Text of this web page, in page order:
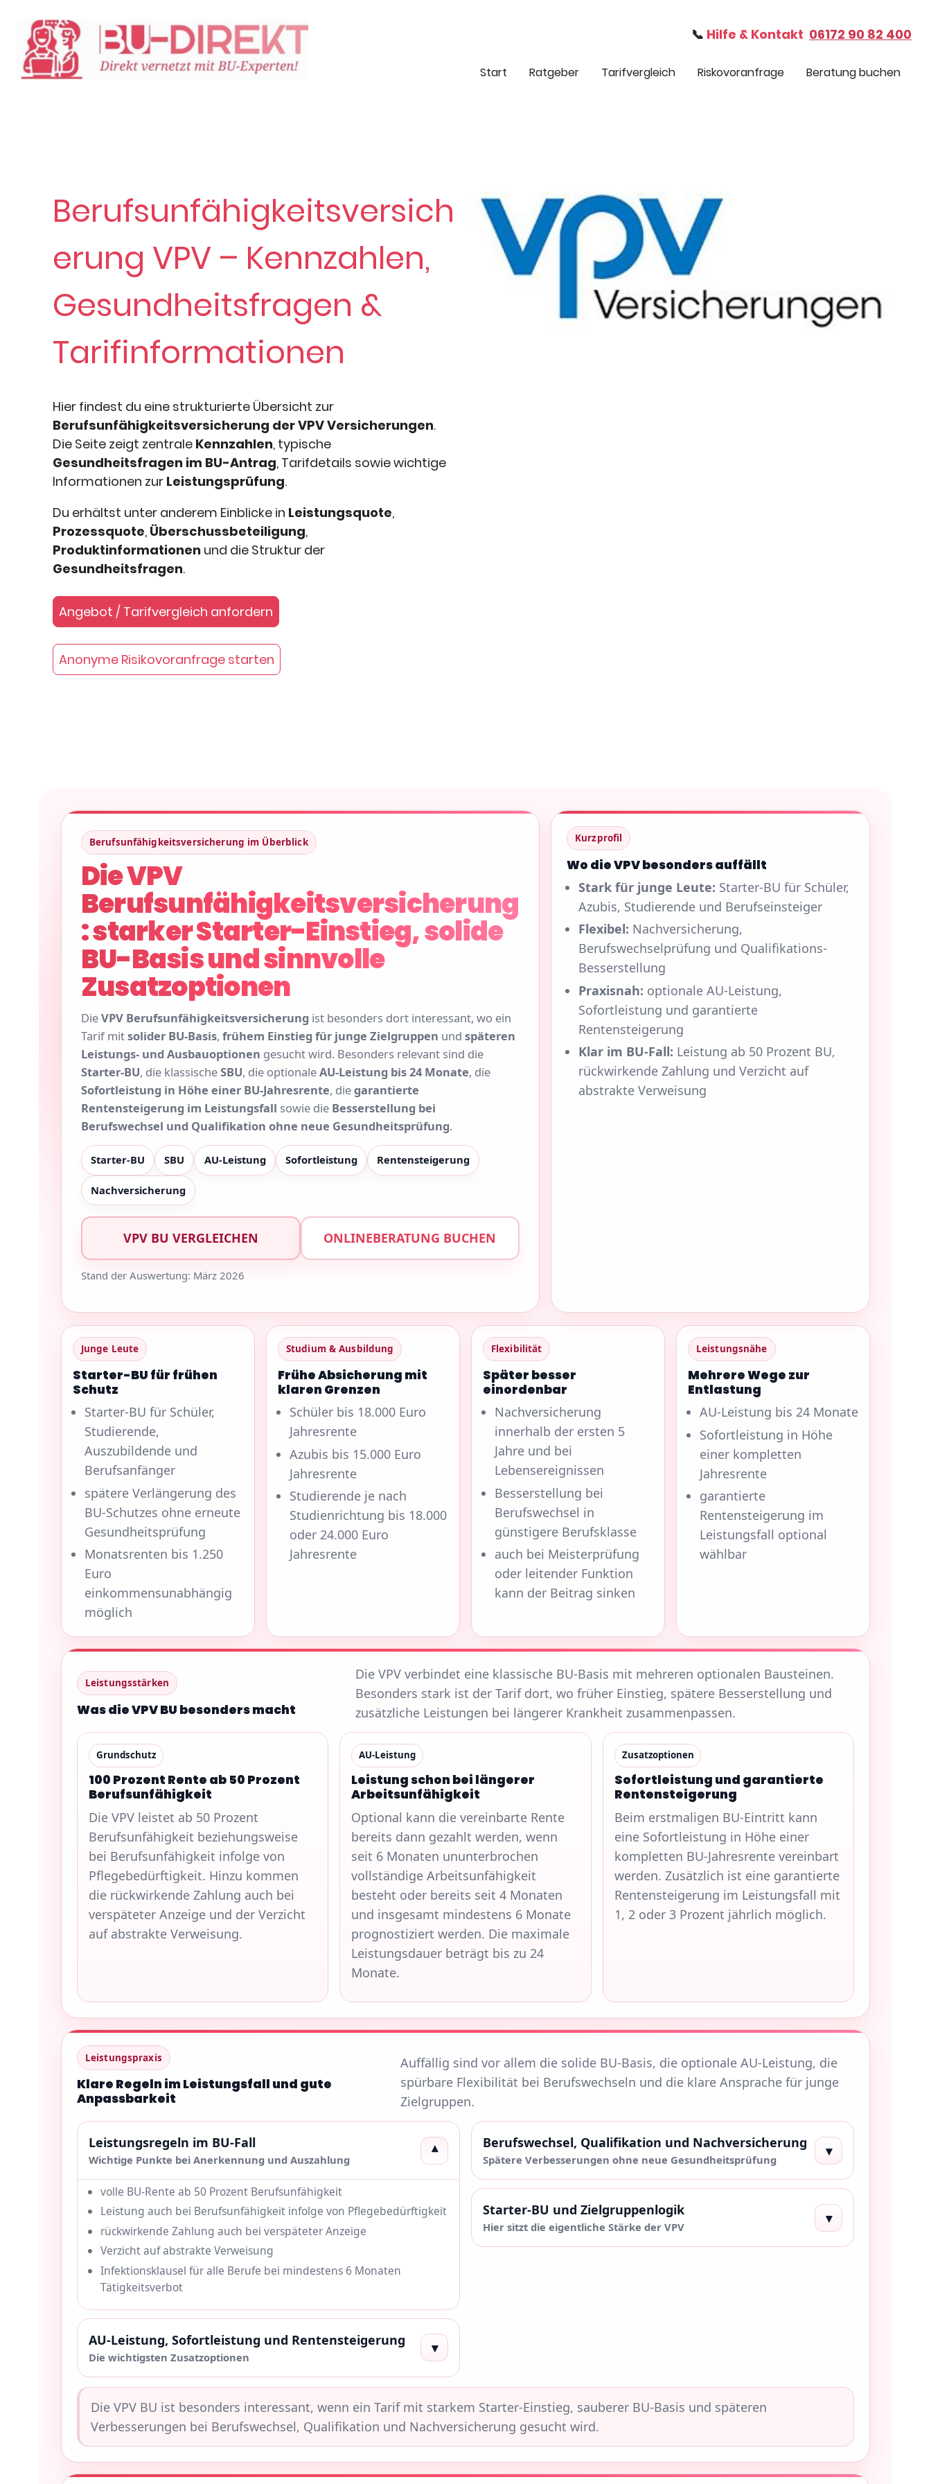
📞 Hilfe & Kontakt 06172 90 82 400
Start Ratgeber Tarifvergleich Riskovoranfrage Beratung buchen
Berufsunfähigkeitsversich
erung VPV – Kennzahlen,
Gesundheitsfragen &
Tarifinformationen
Hier findest du eine strukturierte Übersicht zur
Berufsunfähigkeitsversicherung der VPV Versicherungen.
Die Seite zeigt zentrale Kennzahlen, typische
Gesundheitsfragen im BU-Antrag, Tarifdetails sowie wichtige
Informationen zur Leistungsprüfung.
Du erhältst unter anderem Einblicke in Leistungsquote,
Prozessquote, Überschussbeteiligung,
Produktinformationen und die Struktur der
Gesundheitsfragen.
Angebot / Tarifvergleich anfordern
Anonyme Risikovoranfrage starten
Berufsunfähigkeitsversicherung im Überblick
Die VPV
Berufsunfähigkeitsversicherung
: starker Starter-Einstieg, solide
BU-Basis und sinnvolle
Zusatzoptionen
DieVPV Berufsunfähigkeitsversicherung ist besonders dort interessant, wo ein
Tarif mitsolider BU-Basis, frühem Einstieg für junge Zielgruppen und späteren
Leistungs- und Ausbauoptionen gesucht wird. Besonders relevant sind die
Starter-BU, die klassischeSBU, die optionaleAU-Leistung bis 24 Monate, die
Sofortleistung in Höhe einer BU-Jahresrente, diegarantierte
Rentensteigerung im Leistungsfall sowie die Besserstellung bei
Berufswechsel und Qualifikation ohne neue Gesundheitsprüfung.
Starter-BU SBU AU-Leistung Sofortleistung Rentensteigerung
Nachversicherung
VPV BU VERGLEICHEN ONLINEBERATUNG BUCHEN
Stand der Auswertung: März 2026
Kurzprofil
Wo die VPV besonders auffällt
Stark für junge Leute: Starter-BU für Schüler,
Azubis, Studierende und Berufseinsteiger
Flexibel: Nachversicherung,
Berufswechselprüfung und Qualifikations-
Besserstellung
Praxisnah: optionale AU-Leistung,
Sofortleistung und garantierte
Rentensteigerung
Klar im BU-Fall: Leistung ab 50 Prozent BU,
rückwirkende Zahlung und Verzicht auf
abstrakte Verweisung
Junge Leute
Starter-BU für frühen
Schutz
Starter-BU für Schüler,
Studierende,
Auszubildende und
Berufsanfänger
spätere Verlängerung des
BU-Schutzes ohne erneute
Gesundheitsprüfung
Monatsrenten bis 1.250
Euro
einkommensunabhängig
möglich
Studium & Ausbildung
Frühe Absicherung mit
klaren Grenzen
Schüler bis 18.000 Euro
Jahresrente
Azubis bis 15.000 Euro
Jahresrente
Studierende je nach
Studienrichtung bis 18.000
oder 24.000 Euro
Jahresrente
Flexibilität
Später besser
einordenbar
Nachversicherung
innerhalb der ersten 5
Jahre und bei
Lebensereignissen
Besserstellung bei
Berufswechsel in
günstigere Berufsklasse
auch bei Meisterprüfung
oder leitender Funktion
kann der Beitrag sinken
Leistungsnähe
Mehrere Wege zur
Entlastung
AU-Leistung bis 24 Monate
Sofortleistung in Höhe
einer kompletten
Jahresrente
garantierte
Rentensteigerung im
Leistungsfall optional
wählbar
Leistungsstärken
Was die VPV BU besonders macht
Die VPV verbindet eine klassische BU-Basis mit mehreren optionalen Bausteinen.
Besonders stark ist der Tarif dort, wo früher Einstieg, spätere Besserstellung und
zusätzliche Leistungen bei längerer Krankheit zusammenpassen.
Grundschutz
100 Prozent Rente ab 50 Prozent
Berufsunfähigkeit
Die VPV leistet ab 50 Prozent
Berufsunfähigkeit beziehungsweise
bei Berufsunfähigkeit infolge von
Pflegebedürftigkeit. Hinzu kommen
die rückwirkende Zahlung auch bei
verspäteter Anzeige und der Verzicht
auf abstrakte Verweisung.
AU-Leistung
Leistung schon bei längerer
Arbeitsunfähigkeit
Optional kann die vereinbarte Rente
bereits dann gezahlt werden, wenn
seit 6 Monaten ununterbrochen
vollständige Arbeitsunfähigkeit
besteht oder bereits seit 4 Monaten
und insgesamt mindestens 6 Monate
prognostiziert werden. Die maximale
Leistungsdauer beträgt bis zu 24
Monate.
Zusatzoptionen
Sofortleistung und garantierte
Rentensteigerung
Beim erstmaligen BU-Eintritt kann
eine Sofortleistung in Höhe einer
kompletten BU-Jahresrente vereinbart
werden. Zusätzlich ist eine garantierte
Rentensteigerung im Leistungsfall mit
1, 2 oder 3 Prozent jährlich möglich.
Leistungspraxis
Klare Regeln im Leistungsfall und gute
Anpassbarkeit
Auffällig sind vor allem die solide BU-Basis, die optionale AU-Leistung, die
spürbare Flexibilität bei Berufswechseln und die klare Ansprache für junge
Zielgruppen.
Leistungsregeln im BU-Fall
Wichtige Punkte bei Anerkennung und Auszahlung
▾
volle BU-Rente ab 50 Prozent Berufsunfähigkeit
Leistung auch bei Berufsunfähigkeit infolge von Pflegebedürftigkeit
rückwirkende Zahlung auch bei verspäteter Anzeige
Verzicht auf abstrakte Verweisung
Infektionsklausel für alle Berufe bei mindestens 6 Monaten
Tätigkeitsverbot
AU-Leistung, Sofortleistung und Rentensteigerung
Die wichtigsten Zusatzoptionen
▾
Berufswechsel, Qualifikation und Nachversicherung
Spätere Verbesserungen ohne neue Gesundheitsprüfung
▾
Starter-BU und Zielgruppenlogik
Hier sitzt die eigentliche Stärke der VPV
▾
Die VPV BU ist besonders interessant, wenn ein Tarif mit starkem Starter-Einstieg, sauberer BU-Basis und späteren
Verbesserungen bei Berufswechsel, Qualifikation und Nachversicherung gesucht wird.